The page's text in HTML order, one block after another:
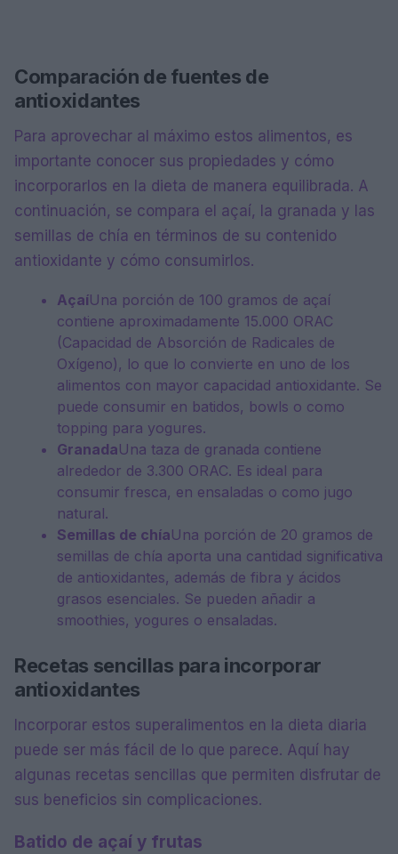
Comparación de fuentes de
antioxidantes
Para aprovechar al máximo estos alimentos, es
importante conocer sus propiedades y cómo
incorporarlos en la dieta de manera equilibrada. A
continuación, se compara el açaí, la granada y las
semillas de chía en términos de su contenido
antioxidante y cómo consumirlos.
AçaíUna porción de 100 gramos de açaí
contiene aproximadamente 15.000 ORAC
(Capacidad de Absorción de Radicales de
Oxígeno), lo que lo convierte en uno de los
alimentos con mayor capacidad antioxidante. Se
puede consumir en batidos, bowls o como
topping para yogures.
GranadaUna taza de granada contiene
alrededor de 3.300 ORAC. Es ideal para
consumir fresca, en ensaladas o como jugo
natural.
Semillas de chíaUna porción de 20 gramos de
semillas de chía aporta una cantidad significativa
de antioxidantes, además de fibra y ácidos
grasos esenciales. Se pueden añadir a
smoothies, yogures o ensaladas.
Recetas sencillas para incorporar
antioxidantes
Incorporar estos superalimentos en la dieta diaria
puede ser más fácil de lo que parece. Aquí hay
algunas recetas sencillas que permiten disfrutar de
sus beneficios sin complicaciones.
Batido de açaí y frutas